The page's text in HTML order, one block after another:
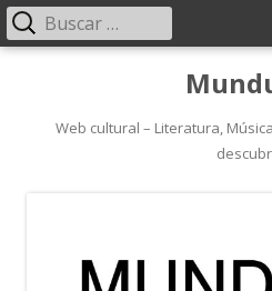
contenidoWeb cultural – Literatura,
Menú
Buscar: